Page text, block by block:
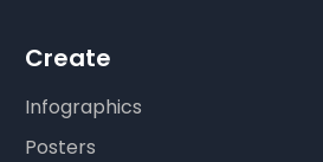
Create
Infographics
Posters